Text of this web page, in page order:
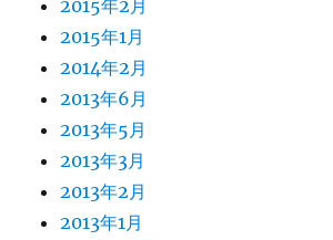
2015年2月
2015年1月
2014年2月
2013年6月
2013年5月
2013年3月
2013年2月
2013年1月